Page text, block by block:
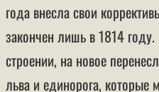
года внесла свои
закончен лишь в 1814
строении, на новое
льва и единорога, которые